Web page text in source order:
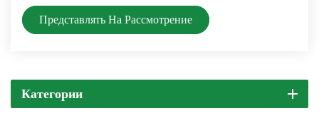
Представлять На Рассмотрение
Категории